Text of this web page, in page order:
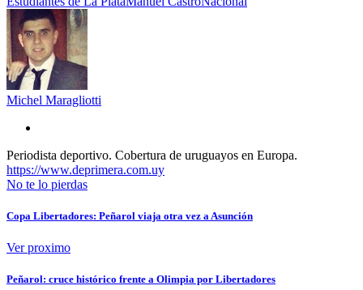
Michel Maragliotti
Periodista deportivo. Cobertura de uruguayos en Europa.
https://www.deprimera.com.uy
No te lo pierdas
Copa Libertadores: Peñarol viaja otra vez a Asunción
Ver proximo
Peñarol: cruce histórico frente a Olimpia por Libertadores